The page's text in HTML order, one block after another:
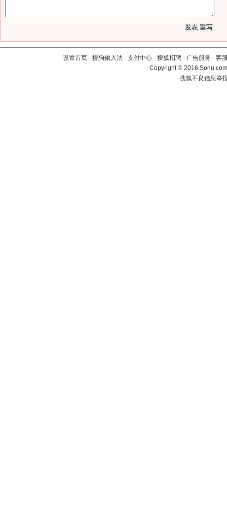
设置首页 - 搜狗输入法 - 支付中心 - 搜狐招聘 - 广告服务 - 客
Copyright©2016
搜狐不良信息举